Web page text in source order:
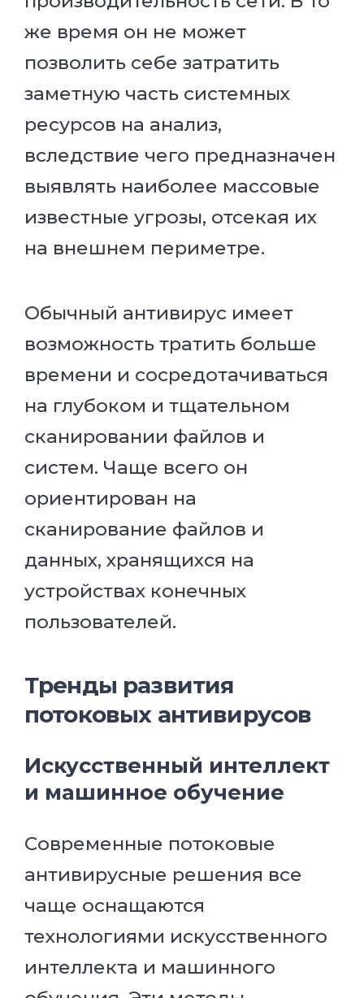
же время он не может
позволить себе затратить
заметную часть системных
ресурсов на анализ,
вследствие чего предназначен
выявлять наиболее массовые
известные угрозы, отсекая их
на внешнем периметре.
Обычный антивирус имеет
возможность тратить больше
времени и сосредотачиваться
на глубоком и тщательном
сканировании файлов и
систем. Чаще всего он
ориентирован на
сканирование файлов и
данных, хранящихся на
устройствах конечных
пользователей.
Тренды развития
потоковых антивирусов
Искусственный интеллект
и машинное обучение
Современные потоковые
антивирусные решения все
чаще оснащаются
технологиями искусственного
интеллекта и машинного